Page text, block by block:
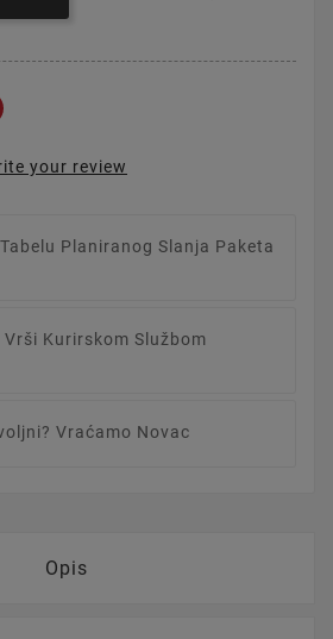
your review
Planiranog Slanja Paketa
Vrši Kurirskom Službom
Vraćamo Novac
Opis